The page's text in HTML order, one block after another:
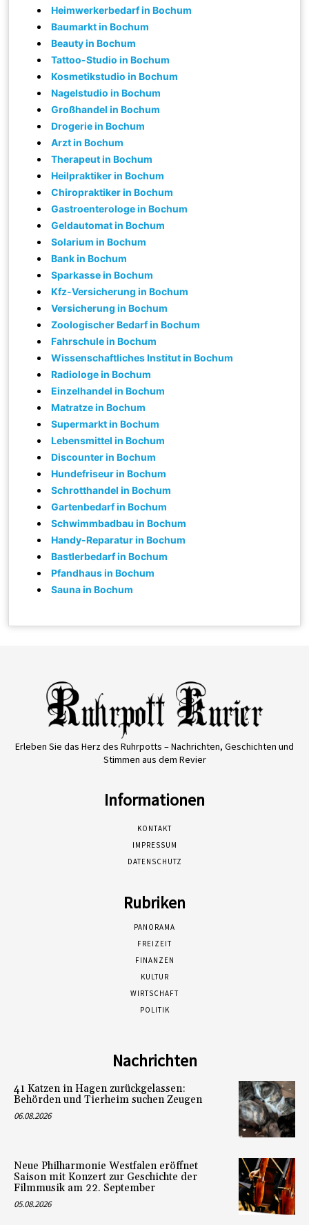
Heimwerkerbedarf in Bochum
Baumarkt in Bochum
Beauty in Bochum
Tattoo-Studio in Bochum
Kosmetikstudio in Bochum
Nagelstudio in Bochum
Großhandel in Bochum
Drogerie in Bochum
Arzt in Bochum
Therapeut in Bochum
Heilpraktiker in Bochum
Chiropraktiker in Bochum
Gastroenterologe in Bochum
Geldautomat in Bochum
Solarium in Bochum
Bank in Bochum
Sparkasse in Bochum
Kfz-Versicherung in Bochum
Versicherung in Bochum
Zoologischer Bedarf in Bochum
Fahrschule in Bochum
Wissenschaftliches Institut in Bochum
Radiologe in Bochum
Einzelhandel in Bochum
Matratze in Bochum
Supermarkt in Bochum
Lebensmittel in Bochum
Discounter in Bochum
Hundefriseur in Bochum
Schrotthandel in Bochum
Gartenbedarf in Bochum
Schwimmbadbau in Bochum
Handy-Reparatur in Bochum
Bastlerbedarf in Bochum
Pfandhaus in Bochum
Sauna in Bochum
Erleben Sie das Herz des Ruhrpotts – Nachrichten, Geschichten und
Stimmen aus dem Revier
Informationen
KONTAKT
IMPRESSUM
DATENSCHUTZ
Rubriken
PANORAMA
FREIZEIT
FINANZEN
KULTUR
WIRTSCHAFT
POLITIK
Nachrichten
41 Katzen in Hagen zurückgelassen:
Behörden und Tierheim suchen Zeugen
06.08.2026
Neue Philharmonie Westfalen eröffnet
Saison mit Konzert zur Geschichte der
Filmmusik am 22. September
05.08.2026